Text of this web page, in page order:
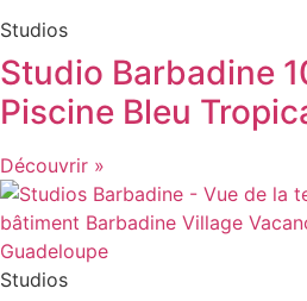
Studios
Studio Barbadine
Piscine Bleu
Découvrir »
Studios